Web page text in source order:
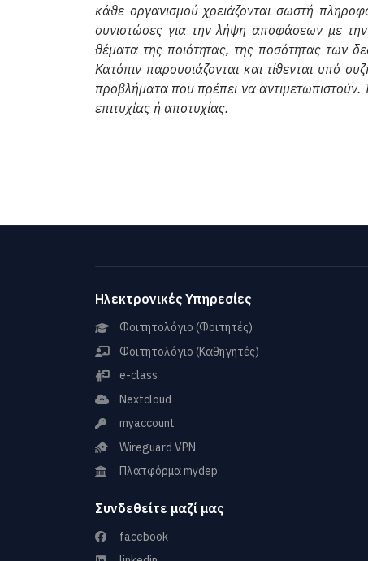
κάθε οργανισμού χρειάζονται σωστή
συνιστώσες για την λήψη αποφάσεων με την
θέματα της ποιότητας, της ποσότητας των
Κατόπιν παρουσιάζονται και τίθενται υπό
προβλήματα που πρέπει να αντιμετωπιστούν.
επιτυχίας ή αποτυχίας.
Ηλεκτρονικές Υπηρεσίες
Φοιτητολόγιο (Φοιτητές)
Φοιτητολόγιο (Καθηγητές)
e-class
Nextcloud
myaccount
Wireguard VPN
Πλατφόρμα mydep
Συνδεθείτε μαζί μας
facebook